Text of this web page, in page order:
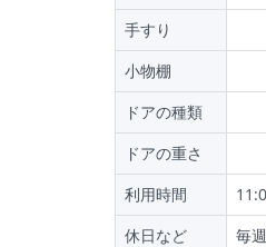
手すり
小物棚
ドアの種類
ドアの重さ
利用時間
休日など
毎